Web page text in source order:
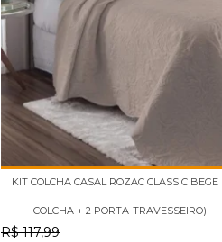
KIT COLCHA CASAL ROZAC CLASSIC BEGE
COLCHA + 2 PORTA-TRAVESSEIRO)
R$ 117,99